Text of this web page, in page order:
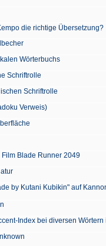
die richtige Übersetzung?
Wörterbuchs
Schriftrolle
Schriftrolle
Verweis)
Blade Runner 2049
by Kutani Kubikin" auf
Index bei diversen